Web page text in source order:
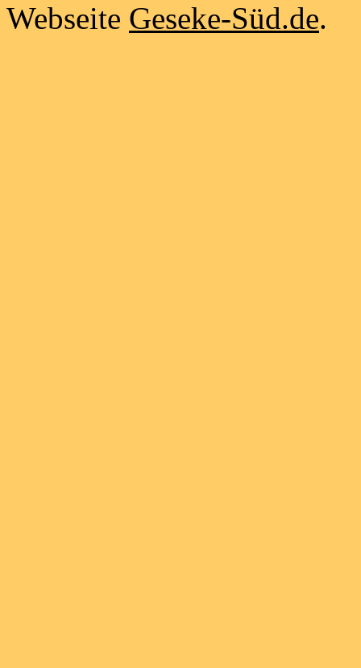
Webseite Geseke-Süd.de.